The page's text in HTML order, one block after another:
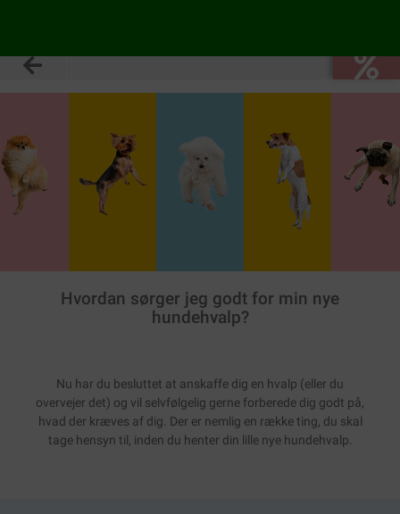
Hvordan sørger jeg godt for min nye
hundehvalp?
Nu har du besluttet at anskaffe dig en hvalp (eller du
overvejer det) og vil selvfølgelig gerne forberede dig godt på,
hvad der kræves af dig. Der er nemlig en række ting, du skal
tage hensyn til, inden du henter din lille nye hundehvalp.